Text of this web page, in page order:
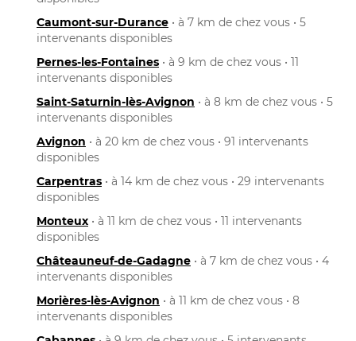
Caumont-sur-Durance • à 7 km de chez vous • 5
intervenants disponibles
Pernes-les-Fontaines • à 9 km de chez vous • 11
intervenants disponibles
Saint-Saturnin-lès-Avignon • à 8 km de chez vous • 5
intervenants disponibles
Avignon • à 20 km de chez vous • 91 intervenants
disponibles
Carpentras • à 14 km de chez vous • 29 intervenants
disponibles
Monteux • à 11 km de chez vous • 11 intervenants
disponibles
Châteauneuf-de-Gadagne • à 7 km de chez vous • 4
intervenants disponibles
Morières-lès-Avignon • à 11 km de chez vous • 8
intervenants disponibles